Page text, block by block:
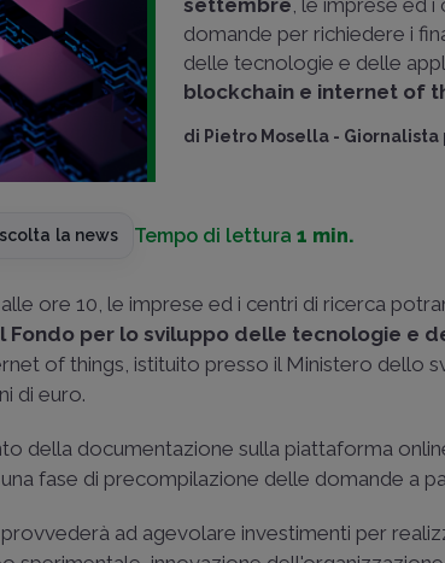
settembre, le imprese ed
domande per richiedere i
delle tecnologie e delle
blockchain e internet of
di Pietro Mosella - Giornalista
la news Tempo di lettura1 min.
ore 10, le imprese ed i centri di ricerca
Fondo per lo sviluppo delle tecnologie e
of things, istituito presso il Ministero dello
di euro.
della documentazione sulla piattaforma
fase di precompilazione delle domande a
ad agevolare investimenti per